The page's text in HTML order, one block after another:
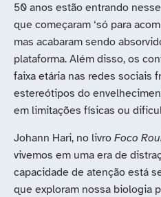
50 anos estão entrando
que começaram ‘só para
mas acabaram sendo
plataforma. Além disso, os
faixa etária nas redes sociais
estereótipos do
em limitações físicas ou
Johann Hari, no livro Foco
vivemos em uma era de
capacidade de atenção está
que exploram nossa biologia